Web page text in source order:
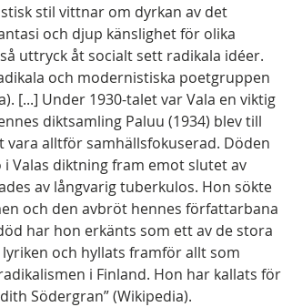
stil vittnar om dyrkan av det
och djup känslighet för olika
uttryck åt socialt sett radikala idéer.
och modernistiska poetgruppen
[...] Under 1930-talet var Vala en viktig
diktsamling Paluu (1934) blev till
alltför samhällsfokuserad. Döden
Valas diktning fram emot slutet av
av långvarig tuberkulos. Hon sökte
och den avbröt hennes författarbana
har hon erkänts som ett av de stora
och hyllats framför allt som
i Finland. Hon har kallats för
Södergran” (Wikipedia).